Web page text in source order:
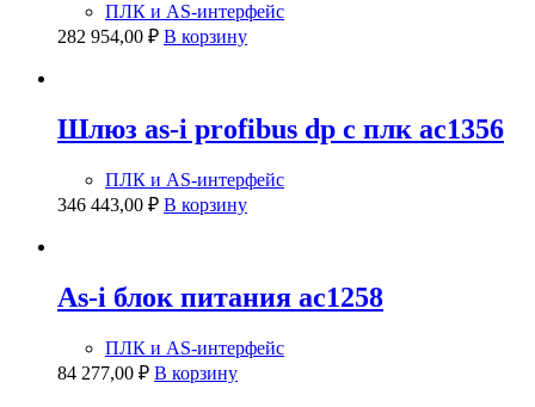
ПЛК и AS-интерфейс
282 954,00 ₽ В корзину
Шлюз as-i profibus dp с плк ac1356
ПЛК и AS-интерфейс
346 443,00 ₽ В корзину
As-i блок питания ac1258
ПЛК и AS-интерфейс
84 277,00 ₽ В корзину